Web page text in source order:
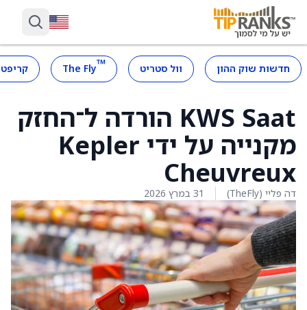
חדשות שוק ההון וול סטריט ™
The Fly
KWS Saat הורדה ל־החזק
מקנייה על ידי Kepler
Cheuvreux
דה פליי (TheFly) 31 במרץ 2026